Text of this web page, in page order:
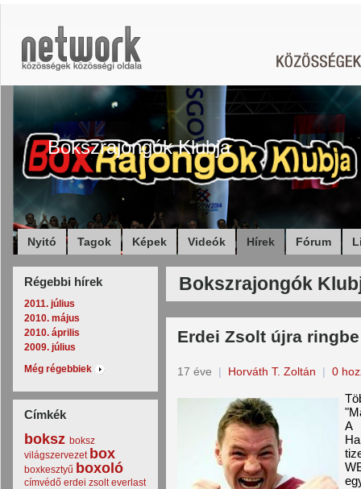
Bokszrajongók Klubja
Nyitó Tagok Képek Videók Hírek Fórum
Régebbi hírek
2011. július
2010. május
2010. április
2009. július
Még régebbiek
Címkék
boksz boksz
világszervezet box
boxkesztyű boxoló
címvédő erdei zsolt everlast
Bokszrajongók
Erdei Zsolt újra
17 éve | Horváth T. Zoltán | 0
A